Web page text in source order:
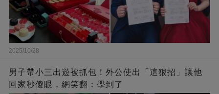
2025/10/28
男子帶小三出遊被抓包！外公使出「這狠招」讓他
回家秒傻眼，網笑翻：學到了